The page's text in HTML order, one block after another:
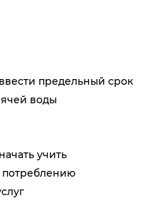
предельный срок
воды
учить